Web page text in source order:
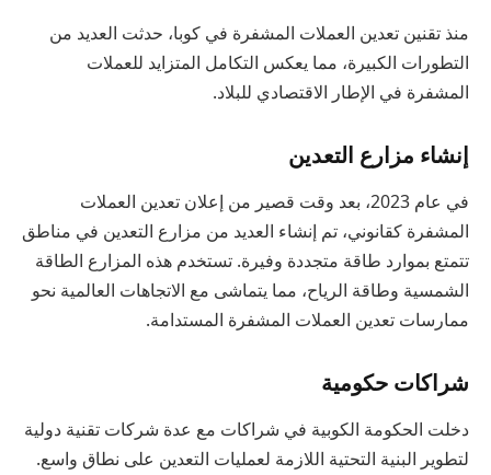
منذ تقنين تعدين العملات المشفرة في كوبا، حدثت العديد من
التطورات الكبيرة، مما يعكس التكامل المتزايد للعملات
المشفرة في الإطار الاقتصادي للبلاد.
إنشاء مزارع التعدين
في عام 2023، بعد وقت قصير من إعلان تعدين العملات
المشفرة كقانوني، تم إنشاء العديد من مزارع التعدين في مناطق
تتمتع بموارد طاقة متجددة وفيرة. تستخدم هذه المزارع الطاقة
الشمسية وطاقة الرياح، مما يتماشى مع الاتجاهات العالمية نحو
ممارسات تعدين العملات المشفرة المستدامة.
شراكات حكومية
دخلت الحكومة الكوبية في شراكات مع عدة شركات تقنية دولية
لتطوير البنية التحتية اللازمة لعمليات التعدين على نطاق واسع.